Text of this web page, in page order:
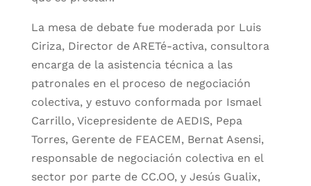
La mesa de debate fue moderada por Luis
Ciriza, Director de ARETé-activa, consultora
encarga de la asistencia técnica a las
patronales en el proceso de negociación
colectiva, y estuvo conformada por Ismael
Carrillo, Vicepresidente de AEDIS, Pepa
Torres, Gerente de FEACEM, Bernat Asensi,
responsable de negociación colectiva en el
sector por parte de CC.OO, y Jesús Gualix,